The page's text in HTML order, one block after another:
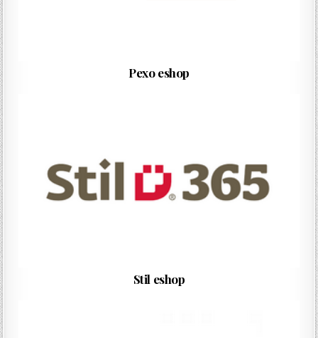
Pexo eshop
Stil eshop